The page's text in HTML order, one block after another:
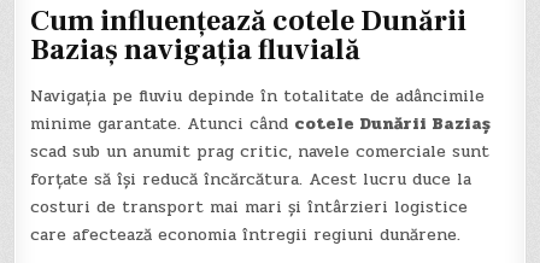
Cum influențează cotele Dunării
Baziaș navigația fluvială
Navigația pe fluviu depinde în totalitate de adâncimile
minime garantate. Atunci când cotele Dunării Baziaș
scad sub un anumit prag critic, navele comerciale sunt
forțate să își reducă încărcătura. Acest lucru duce la
costuri de transport mai mari și întârzieri logistice
care afectează economia întregii regiuni dunărene.